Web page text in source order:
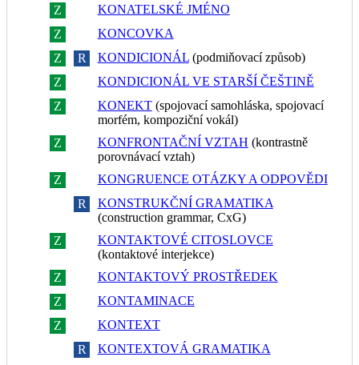
Z
KONATELSKÉ JMÉNO
Z
KONCOVKA
Z
R KONDICIONÁL(podmiňovací způsob)
Z
KONDICIONÁL VE STARŠÍ ČEŠTINĚ
Z
KONEKT(spojovací samohláska, spojovací
morfém, kompoziční vokál)
Z
KONFRONTAČNÍ VZTAH (kontrastně
porovnávací vztah)
Z
KONGRUENCE OTÁZKY A ODPOVĚDI
R
KONSTRUKČNÍ GRAMATIKA
(construction grammar, CxG)
Z
KONTAKTOVÉ CITOSLOVCE
(kontaktové interjekce)
Z
KONTAKTOVÝ PROSTŘEDEK
Z
KONTAMINACE
Z
KONTEXT
R
KONTEXTOVÁ GRAMATIKA